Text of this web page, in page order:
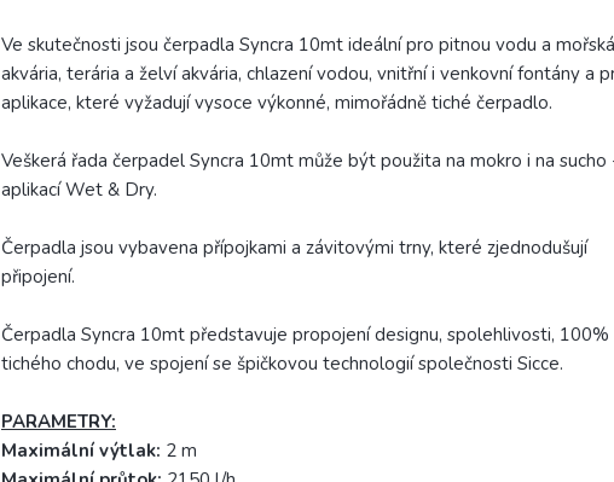
Ve skutečnosti jsou čerpadla Syncra 10mt ideální pro pitnou vodu a mořská
akvária, terária a želví akvária, chlazení vodou, vnitřní i venkovní fontány a
aplikace, které vyžadují vysoce výkonné, mimořádně tiché čerpadlo.
Veškerá řada čerpadel Syncra 10mt může být použita na mokro i na sucho
aplikací Wet & Dry.
Čerpadla jsou vybavena přípojkami a závitovými trny, které zjednodušují
připojení.
Čerpadla Syncra 10mt představuje propojení designu, spolehlivosti, 100%
tichého chodu, ve spojení se špičkovou technologií společnosti Sicce.
PARAMETRY:
Maximální výtlak: 2 m